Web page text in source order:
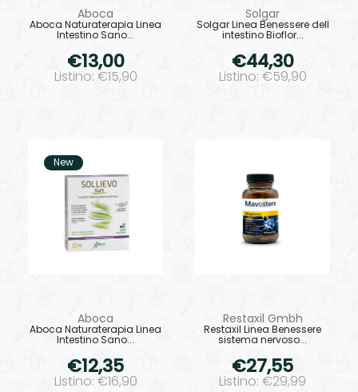
Aboca
Aboca Naturaterapia Linea
Intestino Sano...
€13,00
Listino: €15,90
Solgar
Solgar Linea Benessere dell
intestino Bioflor...
€44,30
Listino: €59,90
New
Aboca
Aboca Naturaterapia Linea
Intestino Sano...
€12,35
Listino: €16,90
Restaxil Gmbh
Restaxil Linea Benessere
sistema nervoso...
€27,55
Listino: €29,99